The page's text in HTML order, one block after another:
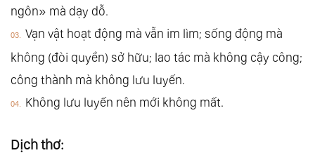
49. Đạo Đức Kinh: Chương 45. Hồng Đức
50. Đạo Đức Kinh: Chương 46. Kiệm Dục
51. Đạo Đức Kinh: Chương 47. Giám Viễn
52.Đạo Đức Kinh: Chương 48. Vong Tri
53.Đạo Đức Kinh: Chương 49. Nhiệm Đức
55.Đạo Đức Kinh: Chương 51. Dưỡng Đức
ngôn» mà dạy dỗ.
Vạn vật hoạt động mà vẫn im lìm; sống động mà
không (đòi quyền) sở hữu; lao tác mà không cậy công;
công thành mà không lưu luyến.
Không lưu luyến nên mới không mất.
Dịch thơ: